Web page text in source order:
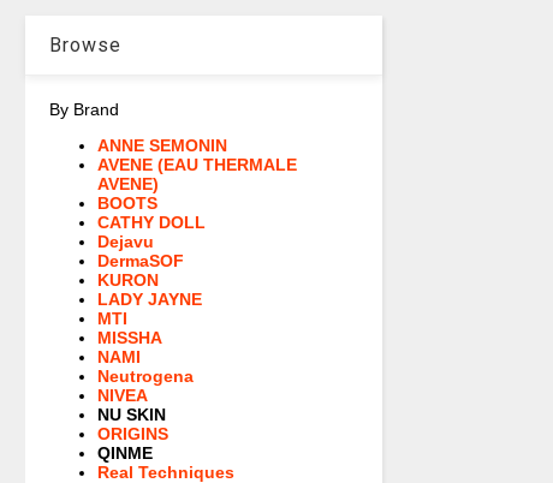
Browse
By Brand
ANNE SEMONIN
AVENE (EAU THERMALE
AVENE)
BOOTS
CATHY DOLL
Dejavu
DermaSOF
KURON
LADY JAYNE
MTI
MISSHA
NAMI
Neutrogena
NIVEA
NU SKIN
ORIGINS
QINME
Real Techniques